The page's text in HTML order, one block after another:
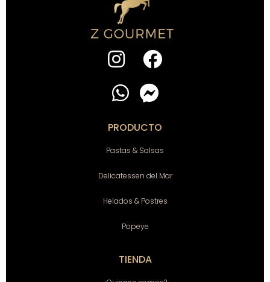
PRODUCTO
Pastas & Salsas
Delicatessen del Mar
Helados & Postres
Popeye
TIENDA